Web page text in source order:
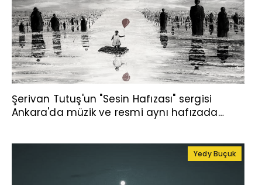
Şerivan Tutuş'un "Sesin Hafızası" sergisi
Ankara'da müzik ve resmi aynı hafızada
Yedy Buçuk